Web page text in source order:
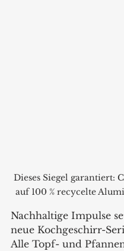
Dieses Siegel garantiert:
auf 100 % recycelte
Nachhaltige Impulse
neue Kochgeschirr-
Alle Topf- und